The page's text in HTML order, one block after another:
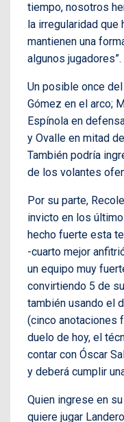
tiempo, nosotros
la irregularidad
mantienen una
algunos jugadores”.
Un posible once
Gómez en el arco;
Espínola en
y Ovalle en mitad
También podría
de los volantes
Por su parte,
invicto en los
hecho fuerte esta
-cuarto mejor
un equipo muy
convirtiendo 5 de
también usando el
(cinco anotaciones
duelo de hoy, el
contar con Óscar
y deberá cumplir
Quien ingrese en
quiere jugar